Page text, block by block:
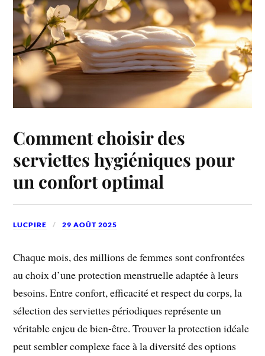
Comment choisir des
serviettes hygiéniques pour
un confort optimal
LUCPIRE 29 AOÛT 2025
Chaque mois, des millions de femmes sont confrontées
au choix d’une protection menstruelle adaptée à leurs
besoins. Entre confort, efficacité et respect du corps, la
sélection des serviettes périodiques représente un
véritable enjeu de bien-être. Trouver la protection idéale
peut sembler complexe face à la diversité des options